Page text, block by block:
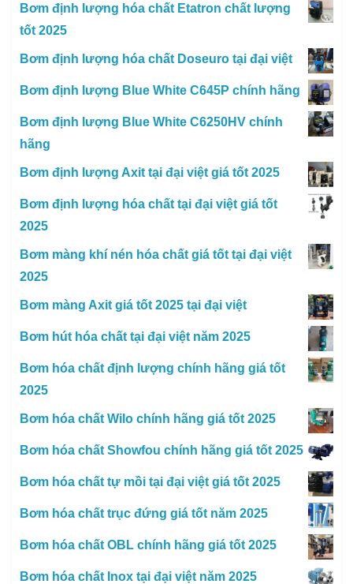
Bơm định lượng hóa chất Etatron chất lượng
tốt 2025
Bơm định lượng hóa chất Doseuro tại đại việt
Bơm định lượng Blue White C645P chính hãng
Bơm định lượng Blue White C6250HV chính
hãng
Bơm định lượng Axit tại đại việt giá tốt 2025
Bơm định lượng hóa chất tại đại việt giá tốt
2025
Bơm màng khí nén hóa chất giá tốt tại đại việt
2025
Bơm màng Axit giá tốt 2025 tại đại việt
Bơm hút hóa chất tại đại việt năm 2025
Bơm hóa chất định lượng chính hãng giá tốt
2025
Bơm hóa chất Wilo chính hãng giá tốt 2025
Bơm hóa chất Showfou chính hãng giá tốt 2025
Bơm hóa chất tự mồi tại đại việt giá tốt 2025
Bơm hóa chất trục đứng giá tốt năm 2025
Bơm hóa chất OBL chính hãng giá tốt 2025
Bơm hóa chất Inox tại đại việt năm 2025